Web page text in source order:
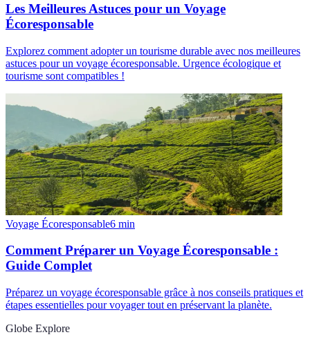
Les Meilleures Astuces pour un Voyage
Écoresponsable
Explorez comment adopter un tourisme durable avec nos meilleures
astuces pour un voyage écoresponsable. Urgence écologique et
tourisme sont compatibles !
Voyage Écoresponsable6 min
Comment Préparer un Voyage Écoresponsable :
Guide Complet
Préparez un voyage écoresponsable grâce à nos conseils pratiques et
étapes essentielles pour voyager tout en préservant la planète.
Globe Explore